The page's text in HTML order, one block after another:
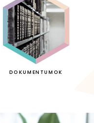
DOKUMENTUMOK